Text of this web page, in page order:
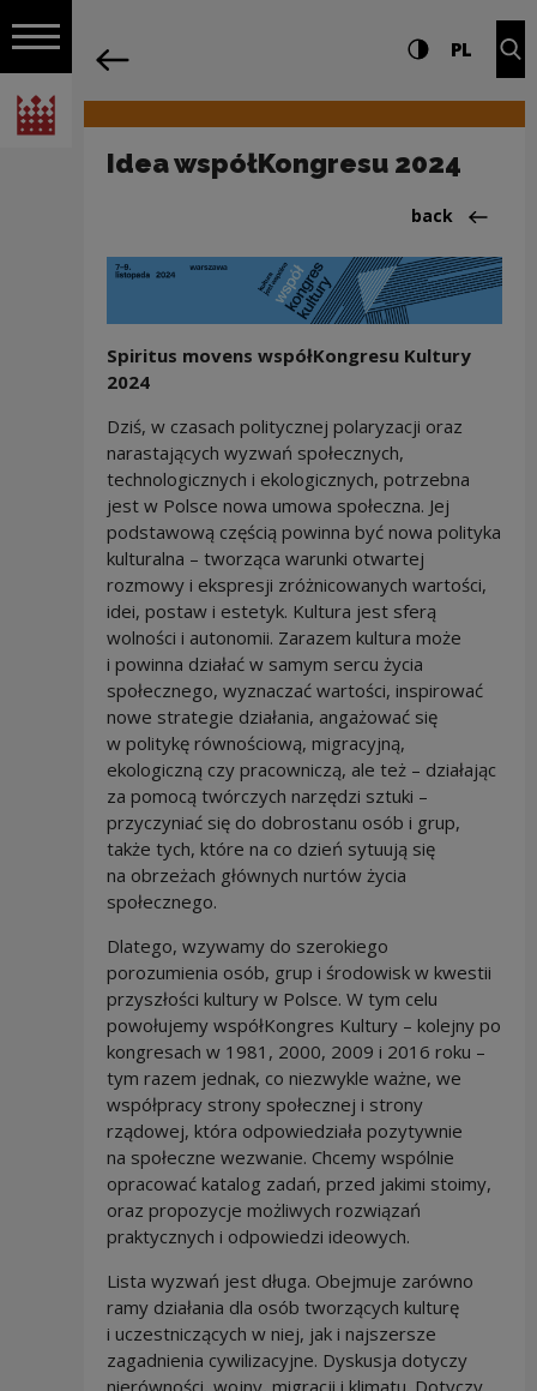
Open navigation
National Centre for Culture Poland
Navigation Settings and search
High contrast
PL
Idea współKongresu 2024
Back
back
Spiritus movens współKongresu Kultury
2024
Dziś, w czasach politycznej polaryzacji oraz
narastających wyzwań społecznych,
technologicznych i ekologicznych, potrzebna
jest w Polsce nowa umowa społeczna. Jej
podstawową częścią powinna być nowa polityka
kulturalna – tworząca warunki otwartej
rozmowy i ekspresji zróżnicowanych wartości,
idei, postaw i estetyk. Kultura jest sferą
wolności i autonomii. Zarazem kultura może
i powinna działać w samym sercu życia
społecznego, wyznaczać wartości, inspirować
nowe strategie działania, angażować się
w politykę równościową, migracyjną,
ekologiczną czy pracowniczą, ale też – działając
za pomocą twórczych narzędzi sztuki –
przyczyniać się do dobrostanu osób i grup,
także tych, które na co dzień sytuują się
na obrzeżach głównych nurtów życia
społecznego.
Dlatego, wzywamy do szerokiego
porozumienia osób, grup i środowisk w kwestii
przyszłości kultury w Polsce. W tym celu
powołujemy współKongres Kultury – kolejny po
kongresach w 1981, 2000, 2009 i 2016 roku –
tym razem jednak, co niezwykle ważne, we
współpracy strony społecznej i strony
rządowej, która odpowiedziała pozytywnie
na społeczne wezwanie. Chcemy wspólnie
opracować katalog zadań, przed jakimi stoimy,
oraz propozycje możliwych rozwiązań
praktycznych i odpowiedzi ideowych.
Lista wyzwań jest długa. Obejmuje zarówno
ramy działania dla osób tworzących kulturę
i uczestniczących w niej, jak i najszersze
zagadnienia cywilizacyjne. Dyskusja dotyczy
nierówności, wojny, migracji i klimatu. Dotyczy